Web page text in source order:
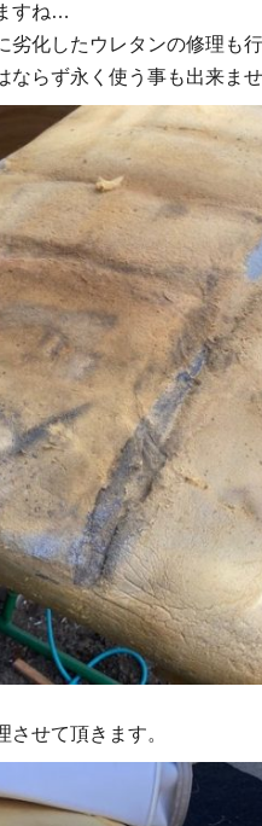
すね…
劣化したウレタンの修理も
らず永く使う事も出来ませ
せて頂きます。